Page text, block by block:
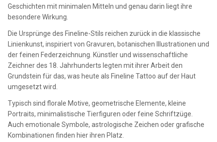
Geschichten mit minimalen Mitteln und genau darin liegt ihre
besondere Wirkung.
Die Ursprünge des Fineline-Stils reichen zurück in die klassische
Linienkunst, inspiriert von Gravuren, botanischen Illustrationen und
der feinen Federzeichnung. Künstler und wissenschaftliche
Zeichner des 18. Jahrhunderts legten mit ihrer Arbeit den
Grundstein für das, was heute als Fineline Tattoo auf der Haut
umgesetzt wird.
Typisch sind florale Motive, geometrische Elemente, kleine
Portraits, minimalistische Tierfiguren oder feine Schriftzüge.
Auch emotionale Symbole, astrologische Zeichen oder grafische
Kombinationen finden hier ihren Platz.